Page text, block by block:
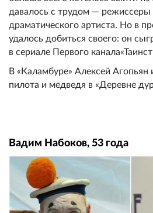
давалось с трудом — режиссеры
драматического артиста. Но в
удалось добиться своего: он
в сериале Первого
В «Каламбуре» Алексей Агопьян
пилота и медведя в «Деревне
Вадим Набоков, 53 года